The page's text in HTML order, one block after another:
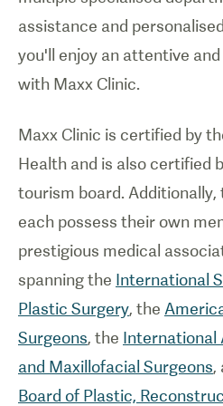
assistance and
you'll enjoy an attentive
with Maxx Clinic.
Maxx Clinic is certified by
Health and is also certified
tourism board.
each possess their own
prestigious medical
spanning the International
Plastic Surgery, the
Surgeons, the International
and Maxillofacial Surgeons,
Board of Plastic,